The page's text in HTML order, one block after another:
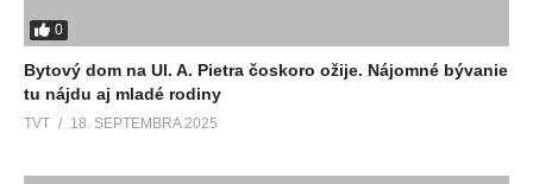
0
Bytový dom na Ul. A. Pietra čoskoro ožije. Nájomné bývanie
tu nájdu aj mladé rodiny
TVT 18. SEPTEMBRA 2025